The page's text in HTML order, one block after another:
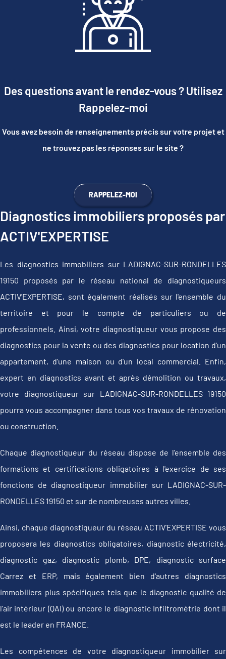
Des questions avant le rendez-vous ? Utilisez
Rappelez-moi
Vous avez besoin de renseignements précis sur votre projet et
ne trouvez pas les réponses sur le site ?
RAPPELEZ-MOI
Diagnostics immobiliers proposés par
ACTIV'EXPERTISE
Les diagnostics immobiliers sur LADIGNAC-SUR-RONDELLES
19150 proposés par le réseau national de diagnostiqueurs
ACTIV'EXPERTISE, sont également réalisés sur l'ensemble du
territoire et pour le compte de particuliers ou de
professionnels. Ainsi, votre diagnostiqueur vous propose des
diagnostics pour la vente ou des diagnostics pour location d'un
appartement, d'une maison ou d'un local commercial. Enfin,
expert en diagnostics avant et après démolition ou travaux,
votre diagnostiqueur sur LADIGNAC-SUR-RONDELLES 19150
pourra vous accompagner dans tous vos travaux de rénovation
ou construction.
Chaque diagnostiqueur du réseau dispose de l'ensemble des
formations et certifications obligatoires à l'exercice de ses
fonctions de diagnostiqueur immobilier sur LADIGNAC-SUR-
RONDELLES 19150 et sur de nombreuses autres villes.
Ainsi, chaque diagnostiqueur du réseau ACTIV'EXPERTISE vous
proposera les diagnostics obligatoires, diagnostic électricité,
diagnostic gaz, diagnostic plomb, DPE, diagnostic surface
Carrez et ERP, mais également bien d'autres diagnostics
immobiliers plus spécifiques tels que le diagnostic qualité de
l'air intérieur (QAI) ou encore le diagnostic Infiltrométrie dont il
est le leader en FRANCE.
Les compétences de votre diagnostiqueur immobilier sur